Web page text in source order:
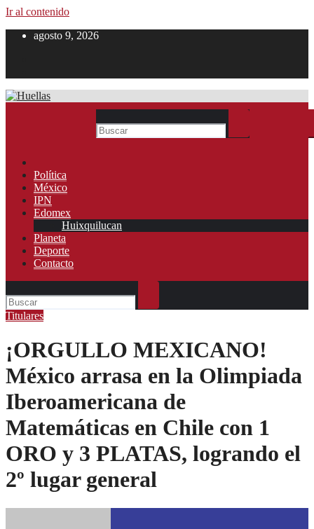
Ir al contenido
agosto 9, 2026
Política
México
IPN
Edomex
Huixquilucan
Planeta
Deporte
Contacto
Titulares
¡ORGULLO MEXICANO!
México arrasa en la Olimpiada
Iberoamericana de
Matemáticas en Chile con 1
ORO y 3 PLATAS, logrando el
2º lugar general